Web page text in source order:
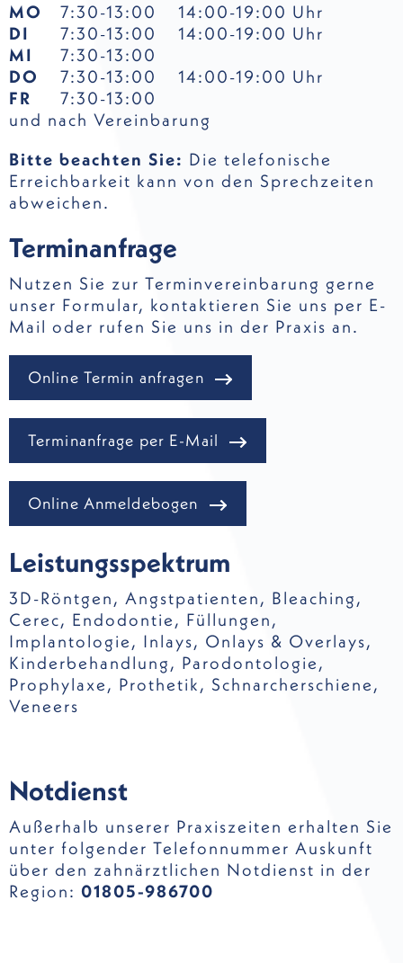
MO 7:30-13:00
14:00-19:00 Uhr
DI
7:30-13:00
14:00-19:00 Uhr
MI
7:30-13:00
DO 7:30-13:00 14:00-19:00 Uhr
FR
7:30-13:00
und nach Vereinbarung
Bitte beachten Sie: Die telefonische
Erreichbarkeit kann von den Sprechzeiten
abweichen.
Terminanfrage
Nutzen Sie zur Terminvereinbarung gerne
unser Formular, kontaktieren Sie uns per E-
Mail oder rufen Sie uns in der Praxis an.
Online Termin anfragen
Terminanfrage per E-Mail
Online Anmeldebogen
Leistungsspektrum
3D-Röntgen, Angstpatienten, Bleaching,
Cerec, Endodontie, Füllungen,
Implantologie, Inlays, Onlays & Overlays,
Kinderbehandlung, Parodontologie,
Prophylaxe, Prothetik, Schnarcherschiene,
Veneers
Notdienst
Außerhalb unserer Praxiszeiten erhalten Sie
unter folgender Telefonnummer Auskunft
über den zahnärztlichen Notdienst in der
Region: 01805-986700